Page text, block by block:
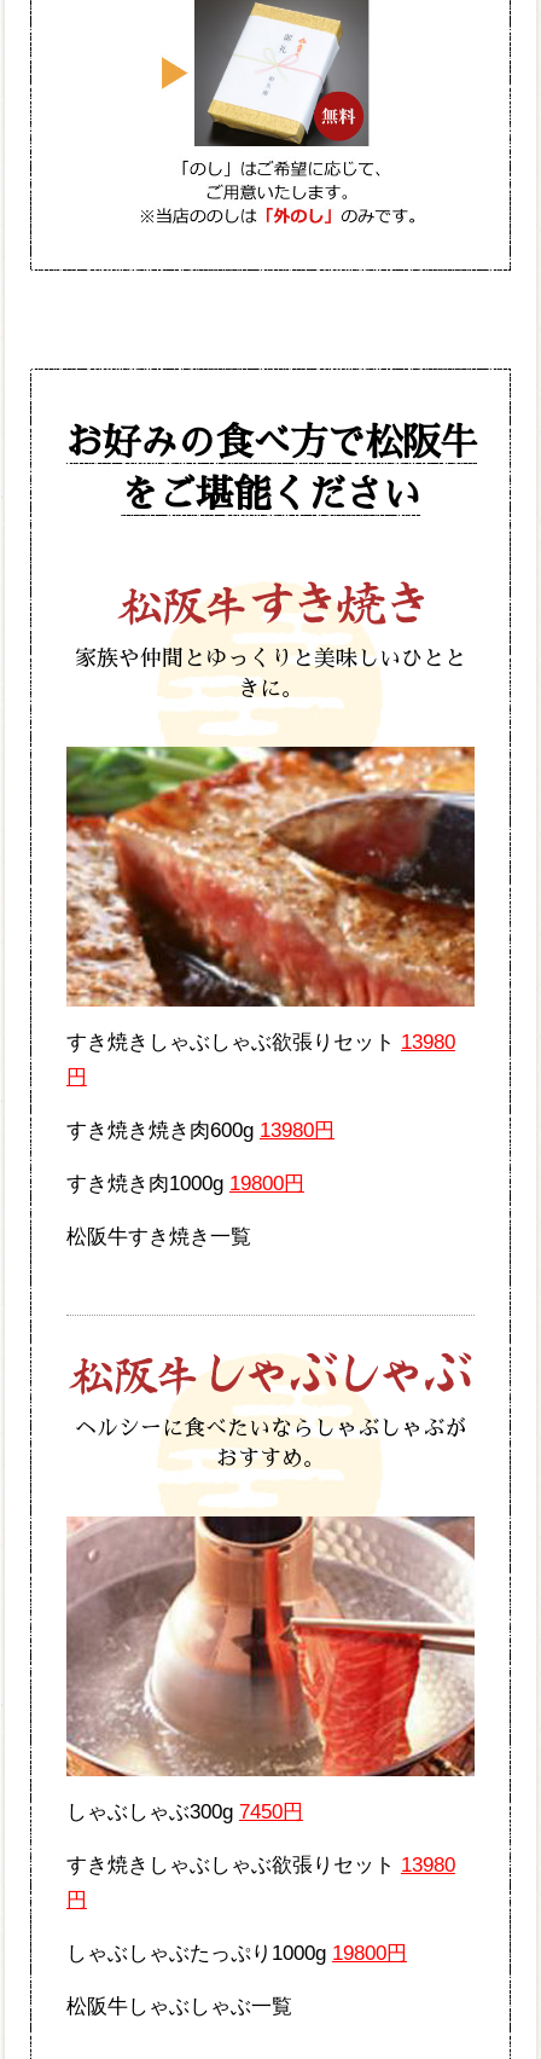
お好みの食べ方で松阪牛
をご堪能ください
家族や仲間とゆっくりと美味しいひとと
きに。
すき焼きしゃぶしゃぶ欲張りセット 13980
円
すき焼き焼き肉600g 13980円
すき焼き肉1000g 19800円
松阪牛すき焼き一覧
ヘルシーに食べたいならしゃぶしゃぶが
おすすめ。
しゃぶしゃぶ300g 7450円
すき焼きしゃぶしゃぶ欲張りセット 13980
円
しゃぶしゃぶたっぷり1000g 19800円
松阪牛しゃぶしゃぶ一覧